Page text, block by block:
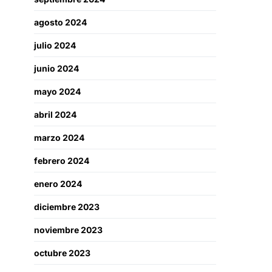
agosto 2024
julio 2024
junio 2024
mayo 2024
abril 2024
marzo 2024
febrero 2024
enero 2024
diciembre 2023
noviembre 2023
octubre 2023